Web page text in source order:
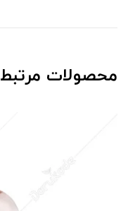
محصولات مرتبط